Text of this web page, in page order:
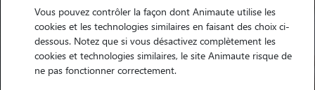
Vous pouvez contrôler la façon dont Animaute utilise les
cookies et les technologies similaires en faisant des choix ci-
dessous. Notez que si vous désactivez complètement les
cookies et technologies similaires, le site Animaute risque de
ne pas fonctionner correctement.